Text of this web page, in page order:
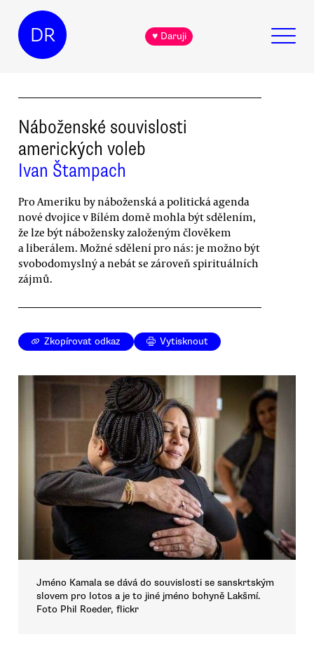
DR ♥ Daruji
Náboženské souvislosti
amerických voleb
Ivan Štampach
Pro Ameriku by náboženská a politická agenda
nové dvojice v Bílém domě mohla být sdělením,
že lze být nábožensky založeným člověkem
a liberálem. Možné sdělení pro nás: je možno být
svobodomyslný a nebát se zároveň spirituálních
zájmů.
Zkopírovat odkaz Vytisknout
Jméno Kamala se dává do souvislosti se sanskrtským
slovem pro lotos a je to jiné jméno bohyně Lakšmí.
Foto Phil Roeder, flickr